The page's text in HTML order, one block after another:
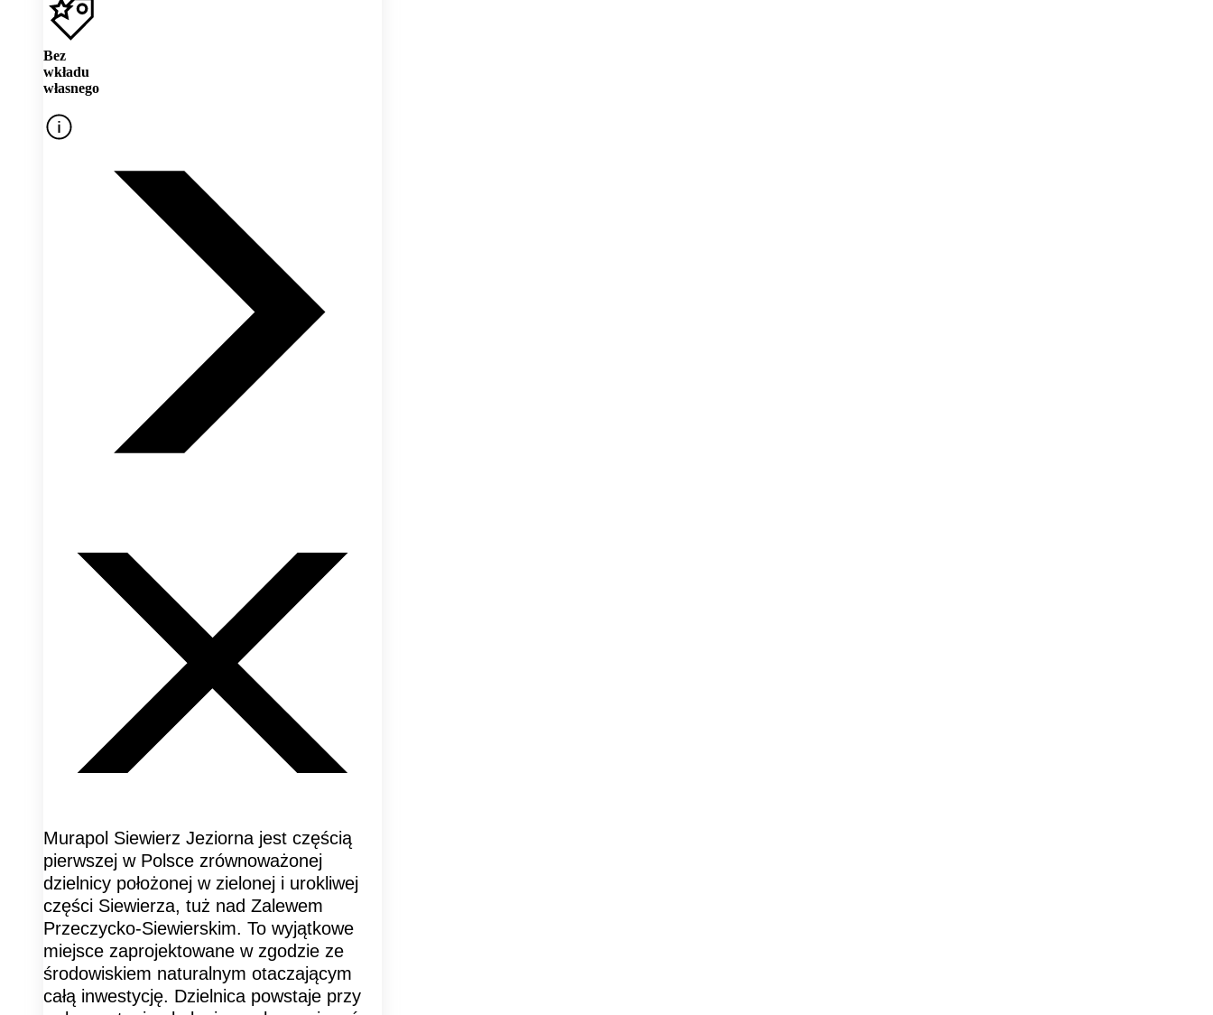
Bez
wkładu
własnego
Murapol Siewierz Jeziorna jest częścią
pierwszej w Polsce zrównoważonej
dzielnicy położonej w zielonej i urokliwej
części Siewierza, tuż nad Zalewem
Przeczycko-Siewierskim. To wyjątkowe
miejsce zaprojektowane w zgodzie ze
środowiskiem naturalnym otaczającym
całą inwestycję. Dzielnica powstaje przy